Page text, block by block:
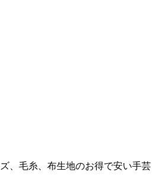
、毛糸、布生地のお得で安い手芸